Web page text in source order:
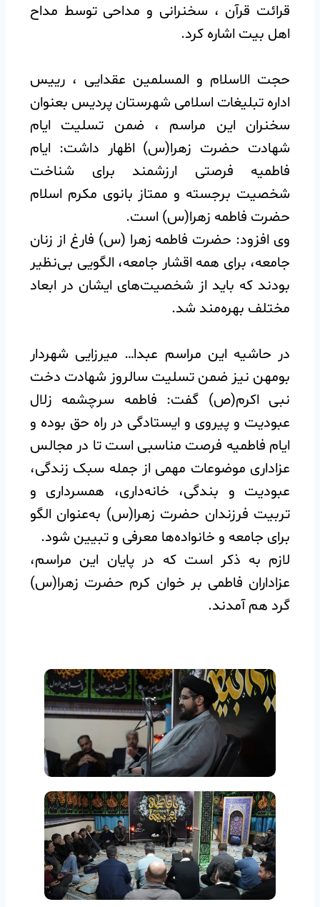
قرائت قرآن ، سخنرانی و مداحی توسط مداح
اهل بیت اشاره کرد.
حجت الاسلام و المسلمین عقدایی ، رییس
اداره تبلیغات اسلامی شهرستان پردیس بعنوان
سخنران این مراسم ، ضمن تسلیت ایام
شهادت حضرت زهرا(س) اظهار داشت: ایام
فاطمیه فرصتی ارزشمند برای شناخت
شخصیت برجسته و ممتاز بانوی مکرم اسلام
حضرت فاطمه زهرا(س) است.
وی افزود: حضرت فاطمه زهرا (س) فارغ از زنان
جامعه، برای همه اقشار جامعه، الگویی بی‌نظیر
بودند که باید از شخصیت‌های ایشان در ابعاد
مختلف بهره‌مند شد.
در حاشیه این مراسم عبدا… میرزایی شهردار
بومهن نیز ضمن تسلیت سالروز شهادت دخت
نبی اکرم(ص) گفت: فاطمه سرچشمه زلال
عبودیت و پیروی و ایستادگی در راه حق بوده و
ایام فاطمیه فرصت مناسبی است تا در مجالس
عزاداری موضوعات مهمی از جمله سبک زندگی،
عبودیت و بندگی، خانه‌داری، همسرداری و
تربیت فرزندان حضرت زهرا(س) به‌عنوان الگو
برای جامعه و خانواده‌ها معرفی و تبیین شود.
لازم به ذکر است که در پایان این مراسم،
عزاداران فاطمی بر خوان کرم حضرت زهرا(س)
گرد هم آمدند.